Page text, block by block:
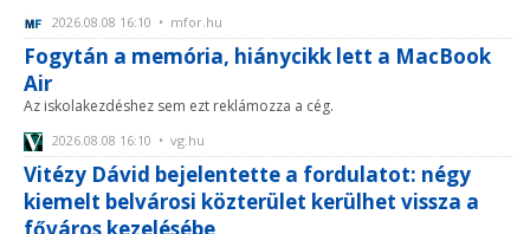
2026.08.08 16:10 • mfor.hu
Fogytán a memória, hiánycikk lett a MacBook
Air
Az iskolakezdéshez sem ezt reklámozza a cég.
2026.08.08 16:10 • vg.hu
Vitézy Dávid bejelentette a fordulatot: négy
kiemelt belvárosi közterület kerülhet vissza a